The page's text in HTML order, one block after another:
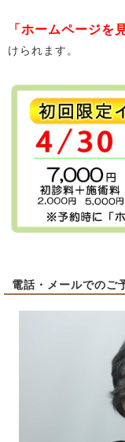
「ホームページを
けられます。
電話・メールでのご